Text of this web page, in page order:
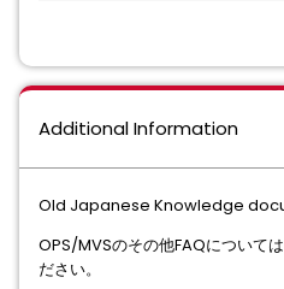
Additional Information
Old Japanese Knowledge
OPS/MVSのその他FAQについて
ださい。